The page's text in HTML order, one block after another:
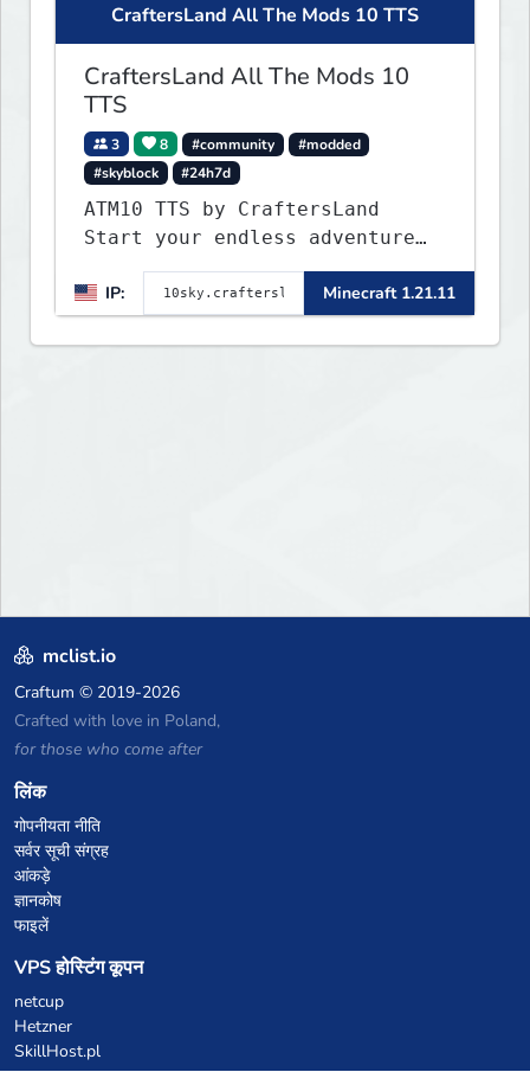
CraftersLand All The Mods 10 TTS
CraftersLand All The Mods 10
TTS
3 8 #community
#modded
#skyblock
#24h7d
ATM10 TTS by CraftersLand
Start your endless adventure
now! v2.0.2
IP:
Minecraft 1.21.11
mclist.io
Craftum © 2019-2026
Crafted with love in Poland,
for those who come after
लिंक
गोपनीयता नीति
सर्वर सूची संग्रह
आंकड़े
ज्ञानकोष
फाइलें
VPS होस्टिंग कूपन
netcup
Hetzner
SkillHost.pl